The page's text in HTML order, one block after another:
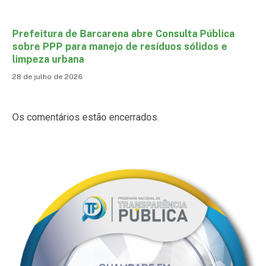
Prefeitura de Barcarena abre Consulta Pública
sobre PPP para manejo de resíduos sólidos e
limpeza urbana
28 de julho de 2026
Os comentários estão encerrados.